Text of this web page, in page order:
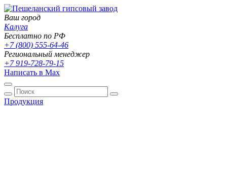
Ваш город
Калуга
Бесплатно по РФ
+7 (800) 555-64-46
Региональный менеджер
+7 919-728-79-15
Написать в Max
Продукция